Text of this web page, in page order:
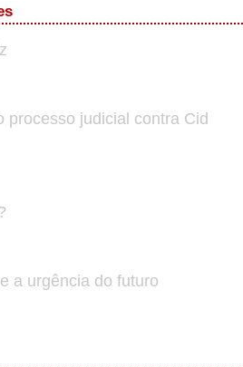
processo judicial contra Cid
a urgência do futuro